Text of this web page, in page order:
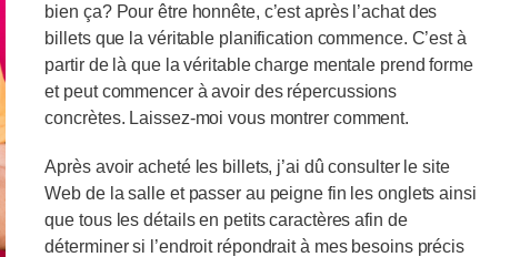
bien ça? Pour être honnête, c’est après l’achat des
billets que la véritable planification commence. C’est à
partir de là que la véritable charge mentale prend forme
et peut commencer à avoir des répercussions
concrètes. Laissez-moi vous montrer comment.
Après avoir acheté les billets, j’ai dû consulter le site
Web de la salle et passer au peigne fin les onglets ainsi
que tous les détails en petits caractères afin de
déterminer si l’endroit répondrait à mes besoins précis